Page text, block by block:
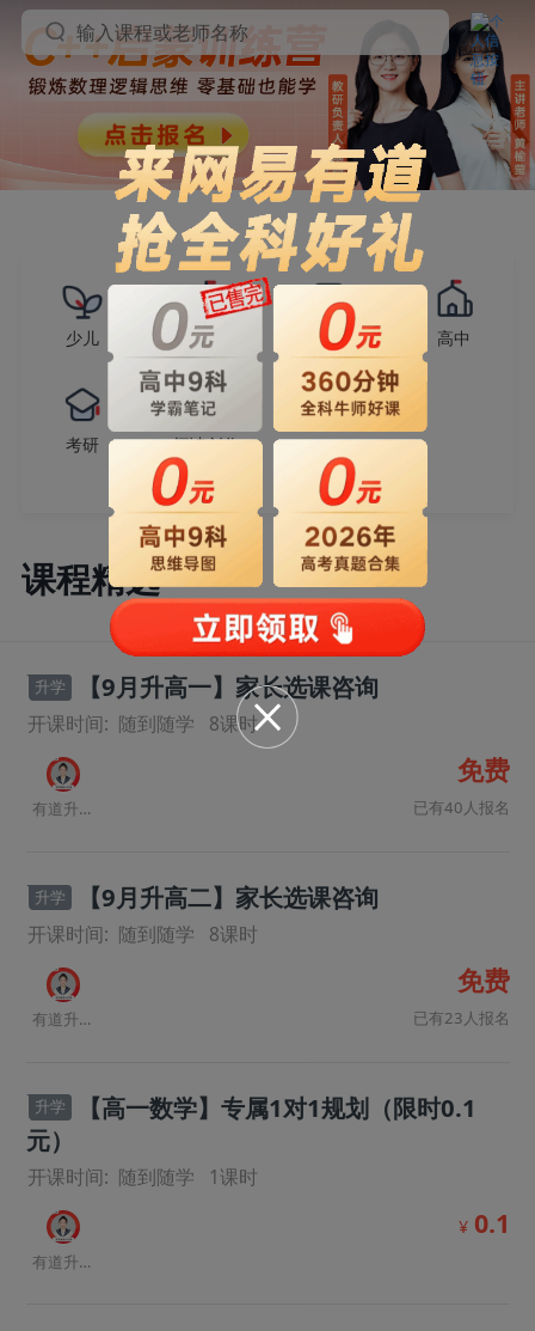
输入课程或老师名称
少儿 小学 初中 高中
考研 阅读创作
课程精选
升学 【9月升高一】家长选课咨询
开课时间: 随到随学 8课时
有道升学规划师
免费
已有40人报名
升学 【9月升高二】家长选课咨询
开课时间: 随到随学 8课时
有道升学规划师
免费
已有23人报名
升学
【高一数学】专属1对1规划（限时0.1
元）
开课时间: 随到随学 1课时
有道升学规划师
¥ 0.1